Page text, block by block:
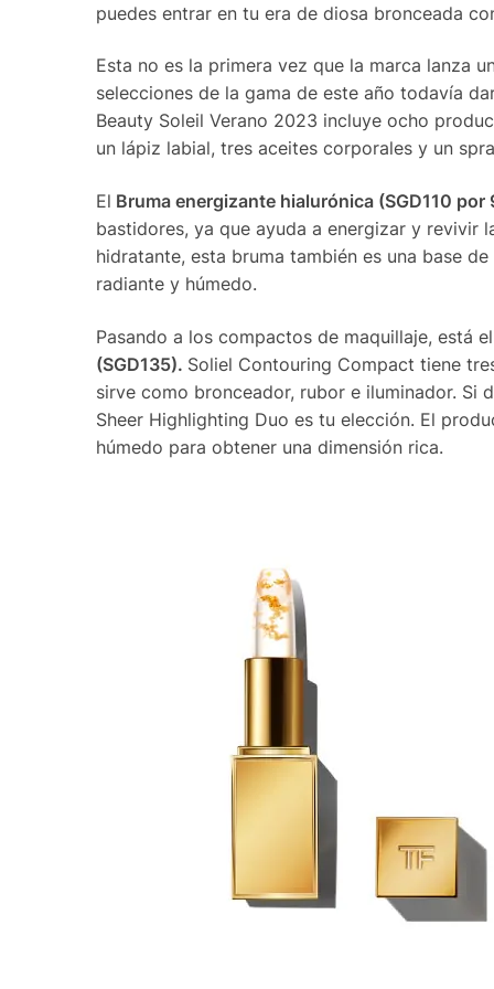
puedes entrar en tu era de diosa bronceada
Esta no es la primera vez que la marca lanza
selecciones de la gama de este año todavía
Beauty Soleil Verano 2023 incluye ocho
un lápiz labial, tres aceites corporales y un
El Bruma energizante hialurónica (SGD110
bastidores, ya que ayuda a energizar y revivir
hidratante, esta bruma también es una base
radiante y húmedo.
Pasando a los compactos de maquillaje, está
(SGD135). Soliel Contouring Compact tiene
sirve como bronceador, rubor e iluminador. Si
Sheer Highlighting Duo es tu elección. El
húmedo para obtener una dimensión rica.